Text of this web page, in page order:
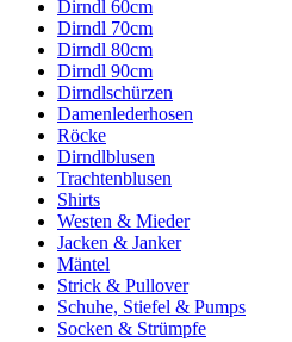
Dirndl 60cm
Dirndl 70cm
Dirndl 80cm
Dirndl 90cm
Dirndlschürzen
Damenlederhosen
Röcke
Dirndlblusen
Trachtenblusen
Shirts
Westen & Mieder
Jacken & Janker
Mäntel
Strick & Pullover
Schuhe, Stiefel & Pumps
Socken & Strümpfe